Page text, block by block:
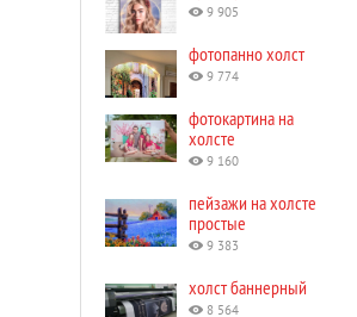
9 905
фотопанно холст
9 774
фотокартина на
холсте
9 160
пейзажи на холсте
простые
9 383
холст баннерный
8 564